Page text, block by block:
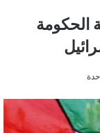
الحكومة